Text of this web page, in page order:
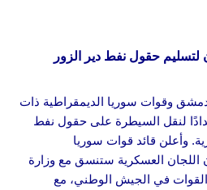
لتسليم حقول نفط دير الزور
وقوات سوريا الديمقراطية ذات
لنقل السيطرة على حقول نفط
وأعلن قائد قوات سوريا
اللجان العسكرية ستنسق مع وزارة
القوات في الجيش الوطني، مع